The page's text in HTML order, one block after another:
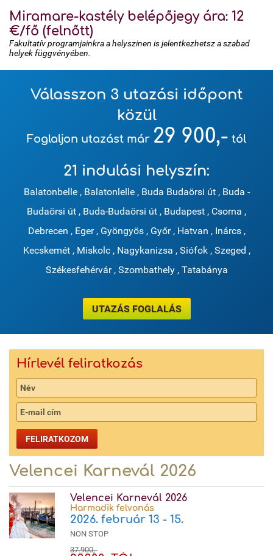
Miramare-kastély belépőjegy ára: 12
€/fő (felnőtt)
Fakultatív programjainkra a helyszinen is jelentkezhetsz a szabad
helyek függvényében.
Válasszon 3 utazási időpont
közül
Foglaljon utazást már 29 900,- tól
21 indulási helyszín:
Balatonbelle ,Balatonlelle ,Buda Budaörsi út ,Buda -
Budaörsi út , Buda-Budaörsi út , Budapest , Csorna ,
Debrecen ,Eger ,Gyöngyös ,Győr ,Hatvan ,Inárcs ,
Kecskemét ,Miskolc ,Nagykanizsa ,Siófok ,Szeged ,
Székesfehérvár ,Szombathely ,Tatabánya
UTAZÁS FOGLALÁS
Hírlevél feliratkozás
FELIRATKOZOM
Velencei Karnevál 2026
Velencei Karnevál 2026
Harmadik felvonás
2026. február 13 - 15.
NON STOP
37.900,-